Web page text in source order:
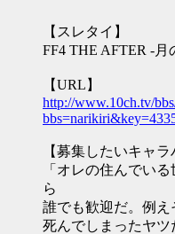
【スレタイ】
FF4 THE AFTER -
【URL】
http://www.10ch.tv/
【募集したいキャラ
「オレの住んでい
ら
誰でも歓迎だ。例
死んでしまったヤツ